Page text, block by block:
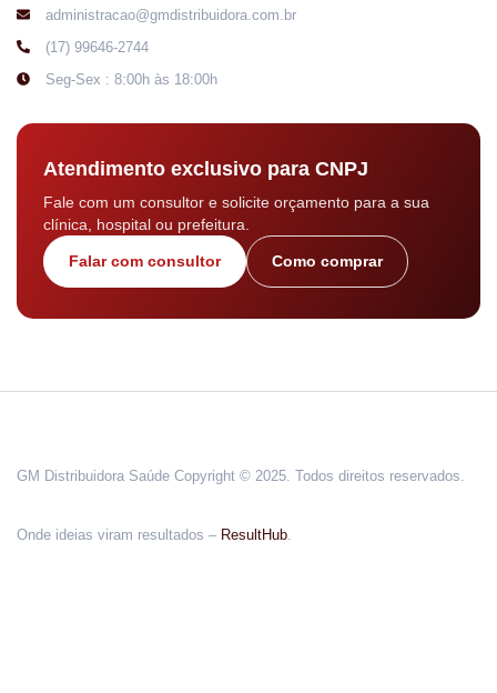
administracao@gmdistribuidora.com.br
(17) 99646-2744
Seg-Sex : 8:00h às 18:00h
Atendimento exclusivo para CNPJ
Fale com um consultor e solicite orçamento para a sua
clínica, hospital ou prefeitura.
Falar com consultor Como comprar
GM Distribuidora Saúde Copyright © 2025. Todos direitos reservados.
Onde ideias viram resultados – ResultHub.